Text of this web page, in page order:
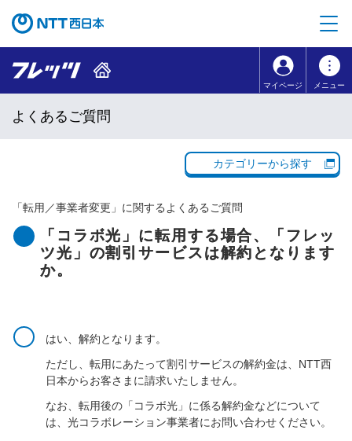
コンテンツのリンクナビゲーションへ移動
マイページ メニュー
よくあるご質問
カテゴリーから探す
「転用／事業者変更 」に関するよくあるご質問
「コラボ光」に転用する場合、「フレッ
ツ光」の割引サービスは解約となります
か。
はい、解約となります。
ただし、転用にあたって割引サービスの解約金は、NTT西
日本からお客さまに請求いたしません。
なお、転用後の「コラボ光」に係る解約金などについて
は、光コラボレーション事業者にお問い合わせください。